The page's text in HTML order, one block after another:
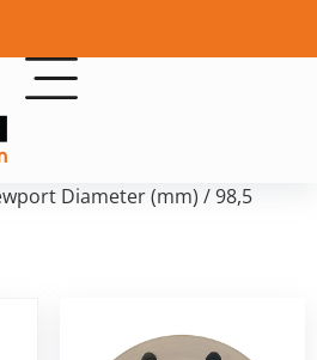
Diameter (mm) / 98,5